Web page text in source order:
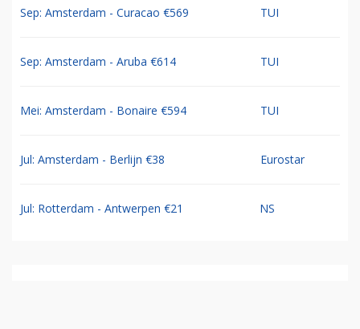
Sep: Amsterdam - Curacao €569 TUI
Sep: Amsterdam - Aruba €614 TUI
Mei: Amsterdam - Bonaire €594 TUI
Jul: Amsterdam - Berlijn €38 Eurostar
Jul: Rotterdam - Antwerpen €21 NS